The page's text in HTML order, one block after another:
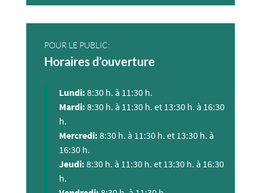
POUR LE PUBLIC:
Horaires d’ouverture
Lundi: 8:30 h. à 11:30 h.
Mardi: 8:30 h. à 11:30 h. et 13:30 h. à 16:30
h.
Mercredi: 8:30 h. à 11:30 h. et 13:30 h. à
16:30 h.
Jeudi: 8:30 h. à 11:30 h. et 13:30 h. à 16:30
h.